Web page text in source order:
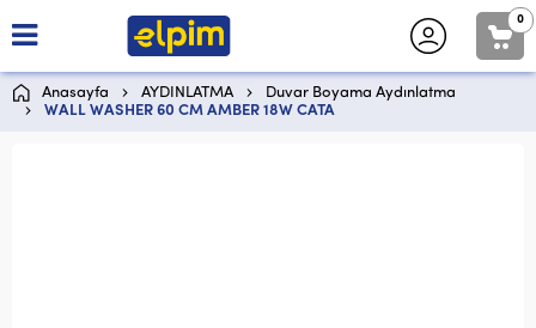
0
Anasayfa AYDINLATMA
Duvar Boyama Aydınlatma
WALL WASHER 60 CM AMBER 18W CATA